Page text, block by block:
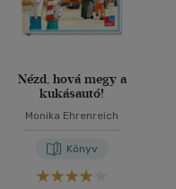
Nézd, hová megy a
kukásautó!
Monika Ehrenreich
Könyv